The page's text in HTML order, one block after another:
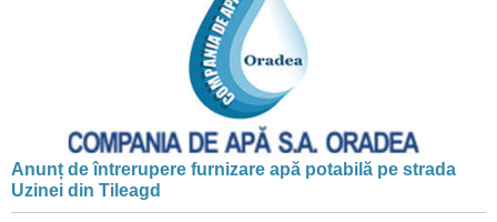
Anunț de întrerupere furnizare apă potabilă pe strada
Uzinei din Tileagd